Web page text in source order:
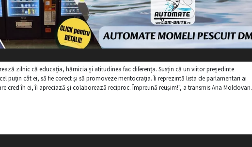
zilnic că educația, hărnicia și atitudinea fac diferența. Susțin că un viitor președinte
puțin cât ei, să fie corect și să promoveze meritocrația. Îi reprezintă lista de parlamentari ai
cred în ei, îi apreciază și colaborează reciproc. Împreună reușim!", a transmis Ana Moldovan.